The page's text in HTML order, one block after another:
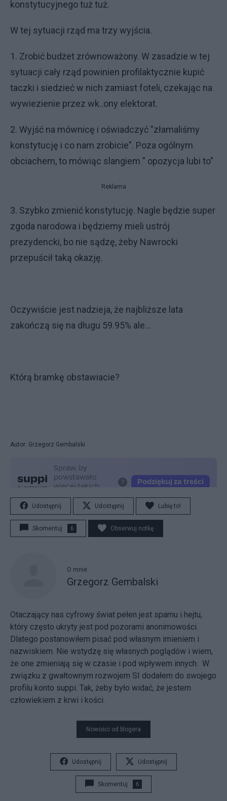
konstytucyjnego tuż tuż.
W tej sytuacji rząd ma trzy wyjścia.
1. Zrobić budżet zrównoważony. W zasadzie w tej
sytuacji cały rząd powinien profilaktycznie kupić
taczki i siedzieć w nich zamiast foteli, czekając na
wywiezienie przez wk..ony elektorat.
2. Wyjść na mównicę i oświadczyć "złamaliśmy
konstytucję i co nam zrobicie". Poza ogólnym
obciachem, to mówiąc slangiem " opozycja lubi to"
Reklama
3. Szybko zmienić konstytucję. Nagle będzie super
zgoda narodowa i będziemy mieli ustrój
prezydencki, bo nie sądzę, żeby Nawrocki
przepuścił taką okazję.
Oczywiście jest nadzieja, że najbliższe lata
zakończą się na długu 59.95% ale...
Którą bramkę obstawiacie?
Autor: Grzegorz Gembalski
Udostępnij Udostępnij Lubię to!
Skomentuj 6 Obserwuj notkę
O mnie
Grzegorz Gembalski
Otaczający nas cyfrowy świat pełen jest spamu i hejtu,
który często ukryty jest pod pozorami anonimowości.
Dlatego postanowiłem pisać pod własnym imieniem i
nazwiskiem. Nie wstydzę się własnych poglądów i wiem,
że one zmieniają się w czasie i pod wpływem innych. W
związku z gwałtownym rozwojem SI dodałem do swojego
profilu konto suppi. Tak, żeby było widać, że jestem
człowiekiem z krwi i kości.
Nowości od blogera
Udostępnij Udostępnij
Skomentuj 6